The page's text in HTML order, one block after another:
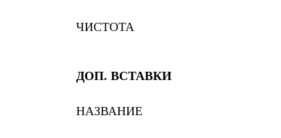
ЧИСТОТА
ДОП. ВСТАВКИ
НАЗВАНИЕ